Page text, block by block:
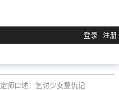
登录 注册
师口述：乞讨少女复仇记